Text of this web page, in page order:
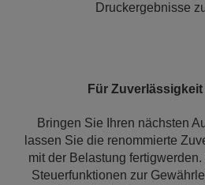
Druckergebnisse
Für
Bringen Sie Ihren nächsten
lassen Sie die renommierte
mit der Belastung
Steuerfunktionen zur